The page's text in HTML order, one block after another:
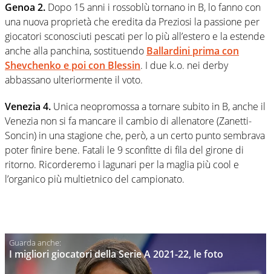
Genoa 2. Dopo 15 anni i rossoblù tornano in B, lo fanno con
una nuova proprietà che eredita da Preziosi la passione per
giocatori sconosciuti pescati per lo più all’estero e la estende
anche alla panchina, sostituendo Ballardini prima con
Shevchenko e poi con Blessin. I due k.o. nei derby
abbassano ulteriormente il voto.
Venezia 4. Unica neopromossa a tornare subito in B, anche il
Venezia non si fa mancare il cambio di allenatore (Zanetti-
Soncin) in una stagione che, però, a un certo punto sembrava
poter finire bene. Fatali le 9 sconfitte di fila del girone di
ritorno. Ricorderemo i lagunari per la maglia più cool e
l’organico più multietnico del campionato.
I migliori giocatori della Serie A 2021-22, le foto